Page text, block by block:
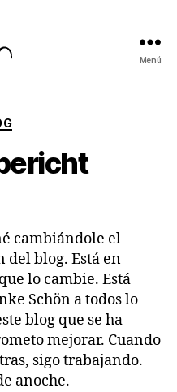
Menú
cambiándole el
blog. Está en
lo cambie. Está
Schön a todos lo
blog que se ha
mejorar. Cuando
sigo trabajando.
anoche.